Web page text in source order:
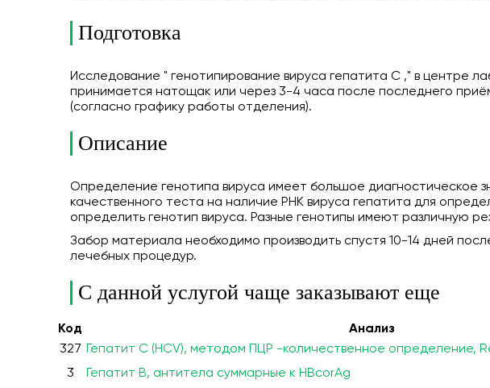
Подготовка
Исследование " генотипирование вируса гепатита С ," в центре
принимается натощак или через 3-4 часа после последнего
(согласно графику работы отделения).
Описание
Определение генотипа вируса имеет большое диагностическое
качественного теста на наличие РНК вируса гепатита для
определить генотип вируса. Разные генотипы имеют различную
Забор материала необходимо производить спустя 10-14 дней
лечебных процедур.
С данной услугой чаще заказывают еще
Код Анализ
327
Гепатит C (HCV), методом ПЦР -количественное определение,
3 Гепатит В, антитела суммарные к HBсorАg